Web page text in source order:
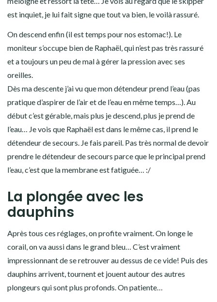
est inquiet, je lui fait signe que tout va bien, le voilà rassuré.
On descend enfin (il est temps pour nos estomac!). Le
moniteur s’occupe bien de Raphaël, qui n’est pas très rassuré
et a toujours un peu de mal à gérer la pression avec ses
oreilles.
Dès ma descente j’ai vu que mon détendeur prend l’eau (pas
pratique d’aspirer de l’air et de l’eau en même temps…). Au
début c’est gérable, mais plus je descend, plus je prend de
l’eau… Je vois que Raphaël est dans le même cas, il prend le
détendeur de secours. Je fais pareil. Pas très normal de devoir
prendre le détendeur de secours parce que le principal prend
l’eau, c’est que la membrane est fatiguée… :/
La plongée avec les
dauphins
Après tous ces réglages, on profite vraiment. On longe le
corail, on va aussi dans le grand bleu… C’est vraiment
impressionnant de se retrouver au dessus de ce vide! Puis des
dauphins arrivent, tournent et jouent autour des autres
plongeurs qui sont plus profonds. On patiente…